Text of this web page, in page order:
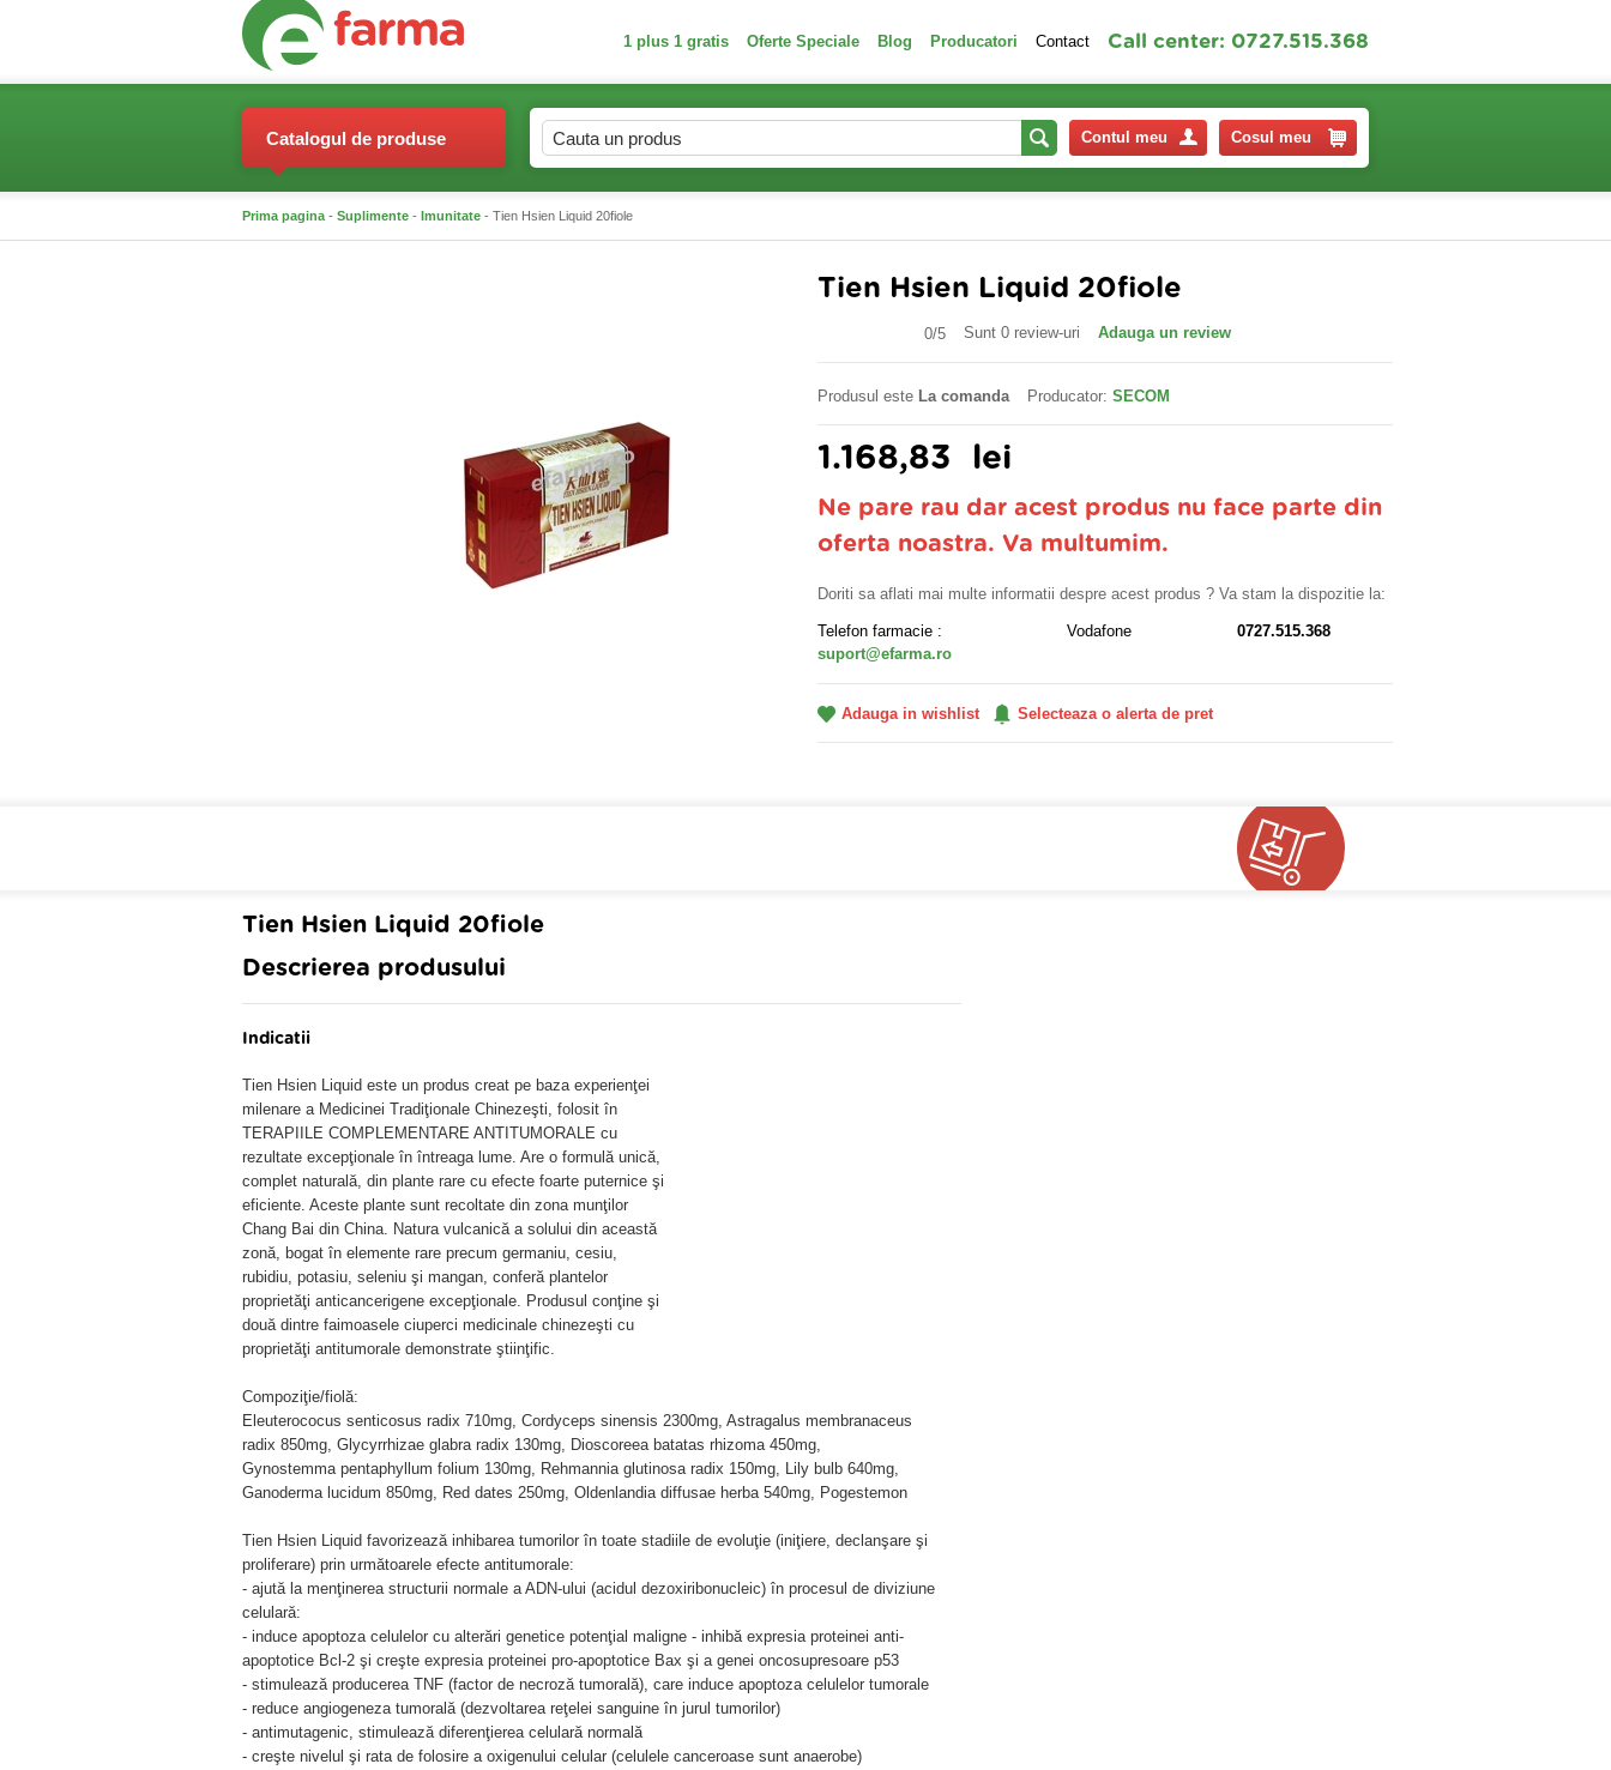
1 plus 1 gratis Oferte Speciale Blog Producatori Contact Call center: 0727.515.368
Catalogul de produse Contul meu Cosul meu
Prima pagina - Suplimente - Imunitate - Tien Hsien Liquid 20fiole
Tien Hsien Liquid 20fiole
0/5 Sunt 0 review-uri Adauga un review
Produsul este La comanda Producator: SECOM
1.168,83 lei
Ne pare rau dar acest produs nu face parte din
oferta noastra. Va multumim.
Doriti sa aflati mai multe informatii despre acest produs ? Va stam la dispozitie la:
Telefon farmacie : Vodafone
0727.515.368
suport@efarma.ro
Adauga in wishlist Selecteaza o alerta de pret
Tien Hsien Liquid 20fiole
Descrierea produsului
Indicatii
Tien Hsien Liquid este un produs creat pe baza experienţei
milenare a Medicinei Tradiţionale Chinezeşti, folosit în
TERAPIILE COMPLEMENTARE ANTITUMORALE cu
rezultate excepţionale în întreaga lume. Are o formulă unică,
complet naturală, din plante rare cu efecte foarte puternice şi
eficiente. Aceste plante sunt recoltate din zona munţilor
Chang Bai din China. Natura vulcanică a solului din această
zonă, bogat în elemente rare precum germaniu, cesiu,
rubidiu, potasiu, seleniu şi mangan, conferă plantelor
proprietăţi anticancerigene excepţionale. Produsul conţine şi
două dintre faimoasele ciuperci medicinale chinezeşti cu
proprietăţi antitumorale demonstrate ştiinţific.
Compoziţie/fiolă:
Eleuterococus senticosus radix 710mg, Cordyceps sinensis 2300mg, Astragalus membranaceus
radix 850mg, Glycyrrhizae glabra radix 130mg, Dioscoreea batatas rhizoma 450mg,
Gynostemma pentaphyllum folium 130mg, Rehmannia glutinosa radix 150mg, Lily bulb 640mg,
Ganoderma lucidum 850mg, Red dates 250mg, Oldenlandia diffusae herba 540mg, Pogestemon
Tien Hsien Liquid favorizează inhibarea tumorilor în toate stadiile de evoluţie (iniţiere, declanşare şi
proliferare) prin următoarele efecte antitumorale:
- ajută la menţinerea structurii normale a ADN-ului (acidul dezoxiribonucleic) în procesul de diviziune
celulară:
- induce apoptoza celulelor cu alterări genetice potenţial maligne - inhibă expresia proteinei anti-
apoptotice Bcl-2 şi creşte expresia proteinei pro-apoptotice Bax şi a genei oncosupresoare p53
- stimulează producerea TNF (factor de necroză tumorală), care induce apoptoza celulelor tumorale
- reduce angiogeneza tumorală (dezvoltarea reţelei sanguine în jurul tumorilor)
- antimutagenic, stimulează diferenţierea celulară normală
- creşte nivelul şi rata de folosire a oxigenului celular (celulele canceroase sunt anaerobe)